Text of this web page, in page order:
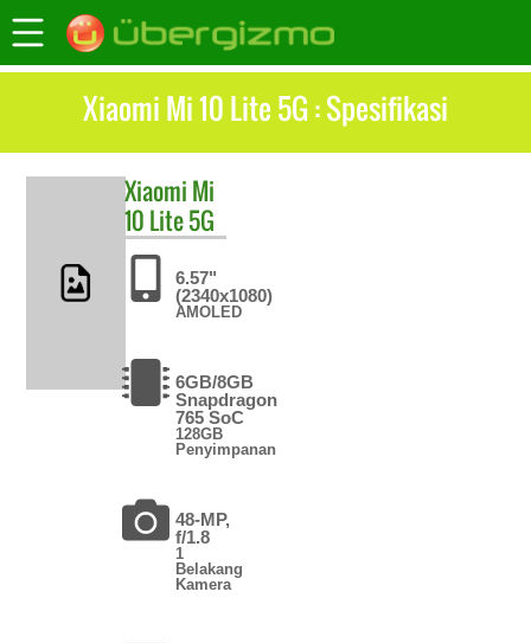
Xiaomi Mi 10 Lite 5G : Spesifikasi
Xiaomi Mi
10 Lite 5G
6.57"
(2340x1080)
AMOLED
6GB/8GB
Snapdragon
765 SoC
128GB
Penyimpanan
48-MP,
f/1.8
1
Belakang
Kamera